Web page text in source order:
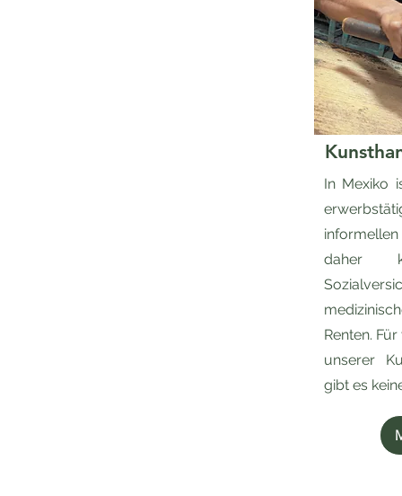
In Mexiko
daher
Renten.
unserer
gibt es